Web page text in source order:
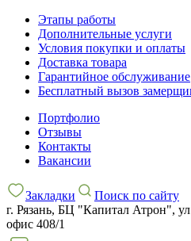
Этапы работы
Дополнительные услуги
Условия покупки и оплаты
Доставка товара
Гарантийное обслуживание
Бесплатный вызов
Портфолио
Отзывы
Контакты
Вакансии
Закладки
Поиск по сайту
г. Рязань, БЦ "Капитал Атрон",
офис 408/1